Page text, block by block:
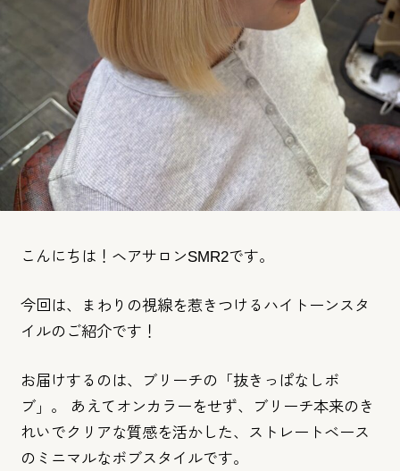
こんにちは！ヘアサロンSMR2です。
今回は、まわりの視線を惹きつけるハイトーンスタ
イルのご紹介です！
お届けするのは、ブリーチの「抜きっぱなしボ
ブ」。 あえてオンカラーをせず、ブリーチ本来のき
れいでクリアな質感を活かした、ストレートベース
のミニマルなボブスタイルです。